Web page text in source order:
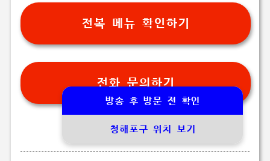
전복 메뉴 확인하기
전화 문의하기
방송 후 방문 전 확인
청해포구 위치 보기